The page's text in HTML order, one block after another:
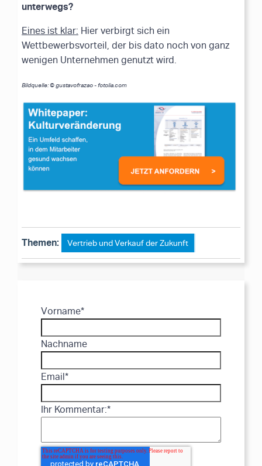
unterwegs?
Eines ist klar: Hier verbirgt sich ein
Wettbewerbsvorteil, der bis dato noch von ganz
wenigen Unternehmen genutzt wird.
Bildquelle: © gustavofrazao - fotolia.com
Themen: Vertrieb und Verkauf der Zukunft
Vorname*
Nachname
Email *
Ihr Kommentar:*